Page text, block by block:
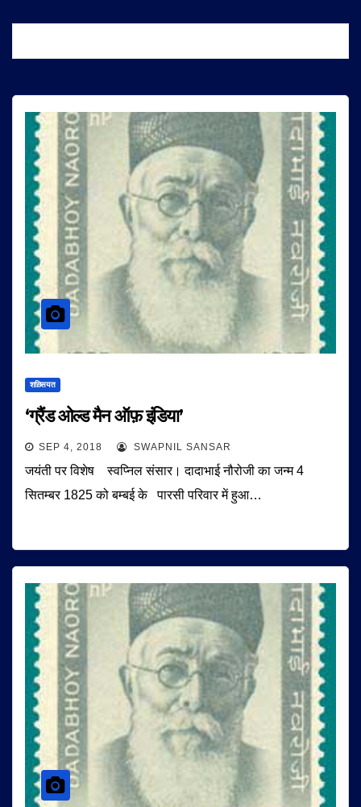
शख़्सियत
‘ग्रैंड ओल्ड मैन ऑफ़ इंडिया’
SEP 4, 2018 SWAPNIL SANSAR
जयंती पर विशेष स्वप्निल संसार। दादाभाई नौरोजी का जन्म 4
सितम्बर 1825 को बम्बई के पारसी परिवार में हुआ…